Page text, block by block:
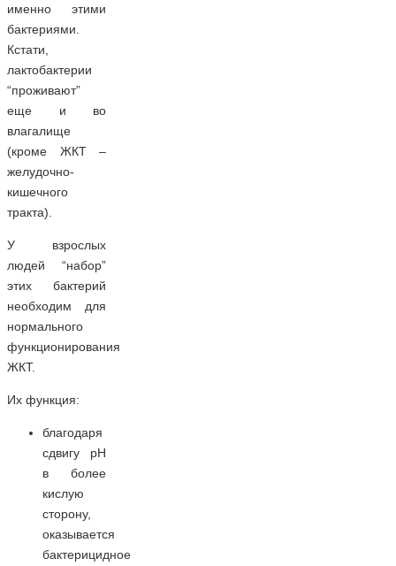
именно этими
бактериями.
Кстати,
лактобактерии
“проживают”
еще и во
влагалище
(кроме ЖКТ –
желудочно-
кишечного
тракта).
У взрослых
людей “набор”
этих бактерий
необходим для
нормального
функционирования
ЖКТ.
Их функция:
благодаря
сдвигу рН
в более
кислую
сторону,
оказывается
бактерицидное